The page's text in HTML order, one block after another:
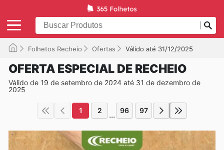
Folhetos Recheio Ofertas Válido até 31/12/2025
OFERTA ESPECIAL DE RECHEIO
Válido de 19 de setembro de 2024 até 31 de dezembro de
2025
1 2 ... 96 97